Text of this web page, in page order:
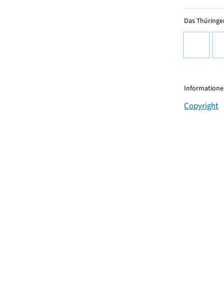
Das
Copyright